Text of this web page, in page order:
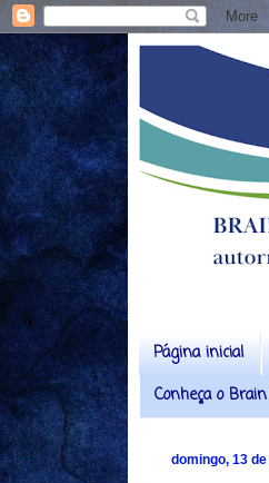
Página inicial
Conheça o
domingo, 13